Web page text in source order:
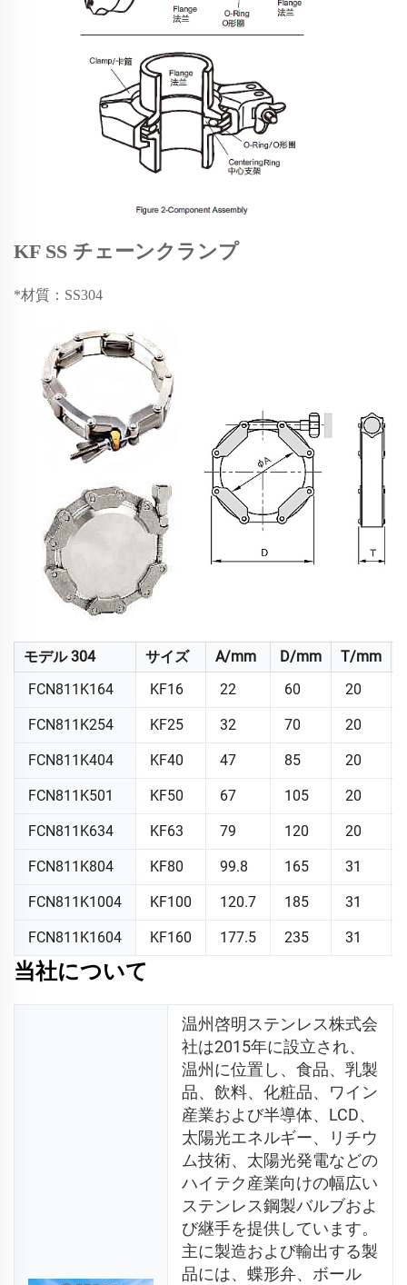
KF SS チェーンクランプ
*材質：SS304
モデル 304 サイズ A/mm D/mm T/mm
FCN811K164
KF16 22 60 20
FCN811K254 KF25 32 70 20
FCN811K404 KF40 47 85 20
FCN811K501 KF50 67 105 20
FCN811K634 KF63 79 120 20
FCN811K804 KF80 99.8 165 31
FCN811K1004 KF100 120.7 185 31
FCN811K1604 KF160 177.5 235 31
当社について
温州啓明ステンレス株式会
社は2015年に設立され、
温州に位置し、食品、乳製
品、飲料、化粧品、ワイン
産業および半導体、LCD、
太陽光エネルギー、リチウ
ム技術、太陽光発電などの
ハイテク産業向けの幅広い
ステンレス鋼製バルブおよ
び継手を提供しています。
主に製造および輸出する製
品には、蝶形弁、ボール